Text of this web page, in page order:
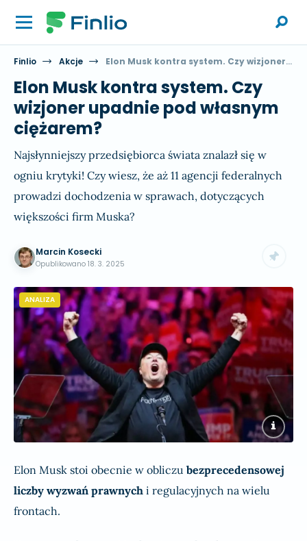
Finlio Akcje Elon Musk kontra system. Czy wizjoner upadnie pod własnym ciężarem?
Elon Musk kontra system. Czy
wizjoner upadnie pod własnym
ciężarem?
Najsłynniejszy przedsiębiorca świata znalazł się w
ogniu krytyki! Czy wiesz, że aż 11 agencji federalnych
prowadzi dochodzenia w sprawach, dotyczących
większości firm Muska?
Marcin Kosecki
Opublikowano 18. 3. 2025
ANALIZA
Elon Musk stoi obecnie w obliczu bezprecedensowej
liczby wyzwań prawnych i regulacyjnych na wielu
frontach.